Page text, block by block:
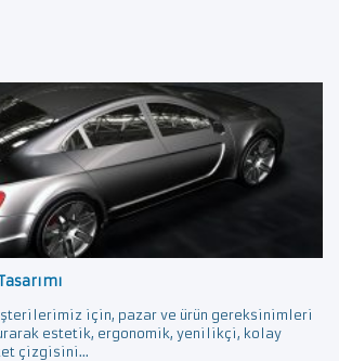
için, pazar ve ürün gereksinimleri
estetik, ergonomik, yenilikçi, kolay
çizgisini...